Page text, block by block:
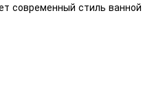
современный стиль ванной